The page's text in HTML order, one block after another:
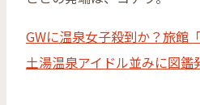
GWに温泉女子殺到か？旅館
土湯温泉アイドル並みに図鑑